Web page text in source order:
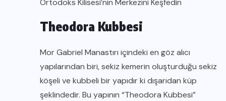
Theodora Kubbesi
Mor Gabriel Manastırı içindeki en göz alıcı
yapılarından biri, sekiz kemerin oluşturduğu sekiz
köşeli ve kubbeli bir yapıdır ki dışarıdan küp
şeklindedir. Bu yapının “Theodora Kubbesi”